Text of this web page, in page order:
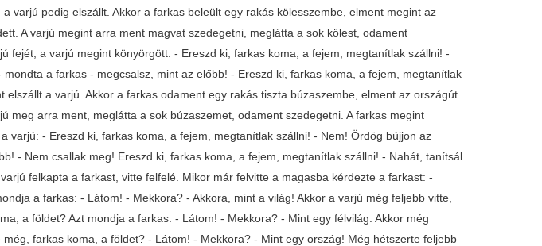
varjú pedig elszállt. Akkor a farkas beleült egy rakás kölesszembe, elment megint az
A varjú megint arra ment magvat szedegetni, meglátta a sok kölest, odament
fejét, a varjú megint könyörgött: - Ereszd ki, farkas koma, a fejem, megtanítlak szállni! -
a farkas - megcsalsz, mint az előbb! - Ereszd ki, farkas koma, a fejem, megtanítlak
elszállt a varjú. Akkor a farkas odament egy rakás tiszta búzaszembe, elment az országút
meg arra ment, meglátta a sok búzaszemet, odament szedegetni. A farkas megint
varjú: - Ereszd ki, farkas koma, a fejem, megtanítlak szállni! - Nem! Ördög bújjon az
- Nem csallak meg! Ereszd ki, farkas koma, a fejem, megtanítlak szállni! - Nahát, tanítsál
felkapta a farkast, vitte felfelé. Mikor már felvitte a magasba kérdezte a farkast: -
a farkas: - Látom! - Mekkora? - Akkora, mint a világ! Akkor a varjú még feljebb vitte,
a földet? Azt mondja a farkas: - Látom! - Mekkora? - Mint egy félvilág. Akkor még
farkas koma, a földet? - Látom! - Mekkora? - Mint egy ország! Még hétszerte feljebb